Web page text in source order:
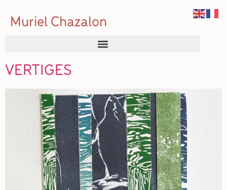
Muriel Chazalon
VERTIGES